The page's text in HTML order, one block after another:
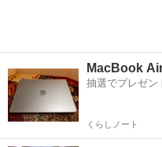
MacBook
抽選でプレゼン
くらしノート